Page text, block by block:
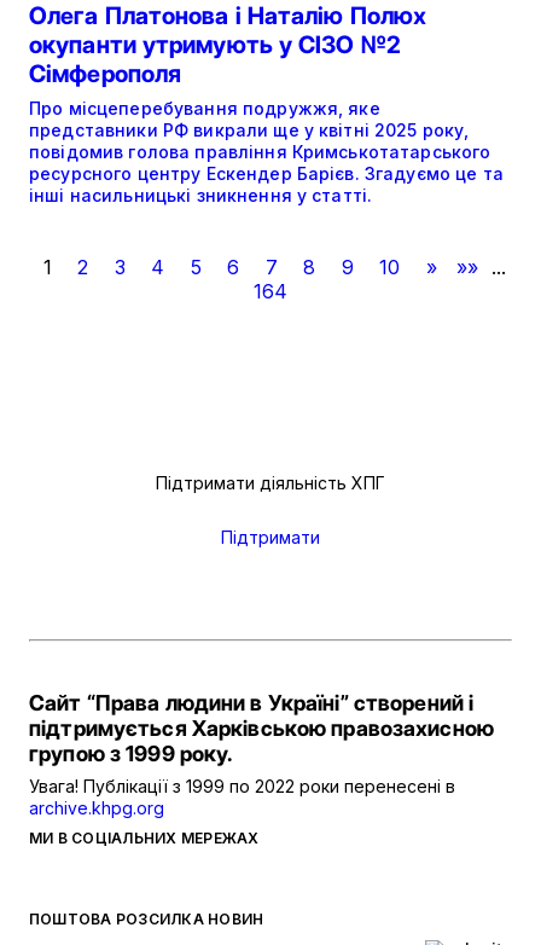
Олега Платонова і Наталію Полюх
окупанти утримують у СІЗО №2
Сімферополя
Про місцеперебування подружжя, яке
представники РФ викрали ще у квітні 2025 року,
повідомив голова правління Кримськотатарського
ресурсного центру Ескендер Барієв. Згадуємо це та
інші насильницькі зникнення у статті.
1 2 3 4 5 6 7 8 9 10 » »» ...
164
Підтримати діяльність ХПГ
Підтримати
ПОШТОВА РОЗСИЛКА НОВИН
МИ В СОЦІАЛЬНИХ МЕРЕЖАХ
Сайт “Права людини в Україні” створений і
підтримується Харківською правозахисною
групою з 1999 року.
Увага! Публікації з 1999 по 2022 роки перенесені в
archive.khpg.org